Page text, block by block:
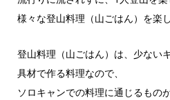
様々な登山料理（山ごはん）を楽
登山料理（山ごはん）は、少ない
具材で作る料理なので、
ソロキャンでの料理に通じるもの